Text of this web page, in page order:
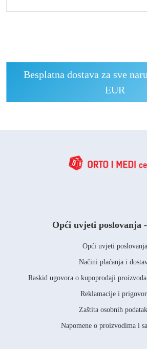
Besplatna dostava za sve
EUR
Opći uvjeti poslovanja
Opći uvjeti poslovanja
Načini plaćanja i
Raskid ugovora o kupoprodaji
Reklamacije i
Zaštita osobnih
Napomene o proizvodima i